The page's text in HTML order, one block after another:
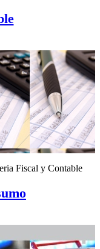
Fiscal y Contable